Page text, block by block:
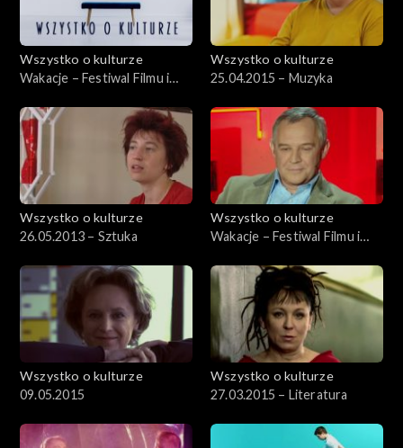
Wszystko o kulturze
Wakacje – Festiwal Filmu i
1.08.2012
Wszystko o kulturze
25.04.2015 – Muzyka
Wszystko o kulturze
26.05.2013 – Sztuka
Wszystko o kulturze
Wakacje – Festiwal Filmu i
29.07.2012, cz.2
Wszystko o kulturze
09.05.2015
Wszystko o kulturze
27.03.2015 – Literatura